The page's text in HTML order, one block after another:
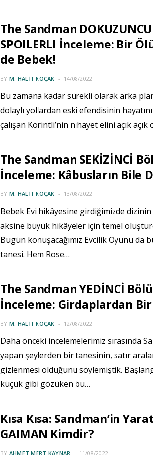
The Sandman
SPOILERLI İnceleme: Bir
de Bebek!
BY M. HALIT KOÇAK 14/08/2022
Bu zamana kadar sürekli olarak arka
dolaylı yollardan eski efendisinin
çalışan Korintli’nin nihayet elini açık açık
The Sandman SEKİZİNCİ
İnceleme: Kâbusların Bile
BY M. HALIT KOÇAK 13/08/2022
Bebek Evi hikâyesine girdiğimizde dizinin
aksine büyük hikâyeler için temel
Bugün konuşacağımız Evcilik Oyunu da
tanesi. Hem Rose…
The Sandman YEDİNCİ
İnceleme: Girdaplardan
BY M. HALIT KOÇAK 12/08/2022
Daha önceki incelemelerimiz sırasında
yapan şeylerden bir tanesinin, satır
gizlenmesi olduğunu söylemiştik.
küçük gibi gözüken bu…
Kısa Kısa: Sandman’in
GAIMAN Kimdir?
BY AHMET MERT KAYNAR 11/08/2022